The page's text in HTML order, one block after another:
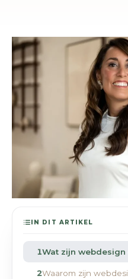
IN DIT ARTIKEL
Wat zijn webdesign
Waarom zijn